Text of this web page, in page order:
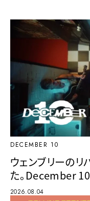
DECEMBER 10
ウェンブリーの
た。December
2026.08.04